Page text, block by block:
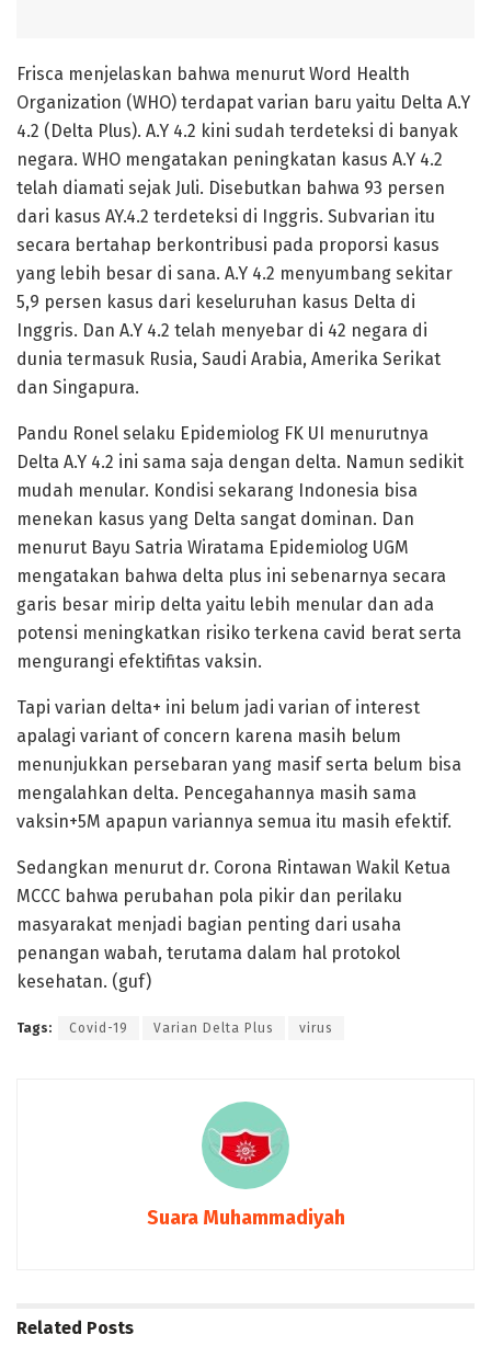
Frisca menjelaskan bahwa menurut Word Health
Organization (WHO) terdapat varian baru yaitu Delta A.Y
4.2 (Delta Plus). A.Y 4.2 kini sudah terdeteksi di banyak
negara. WHO mengatakan peningkatan kasus A.Y 4.2
telah diamati sejak Juli. Disebutkan bahwa 93 persen
dari kasus AY.4.2 terdeteksi di Inggris. Subvarian itu
secara bertahap berkontribusi pada proporsi kasus
yang lebih besar di sana. A.Y 4.2 menyumbang sekitar
5,9 persen kasus dari keseluruhan kasus Delta di
Inggris. Dan A.Y 4.2 telah menyebar di 42 negara di
dunia termasuk Rusia, Saudi Arabia, Amerika Serikat
dan Singapura.
Pandu Ronel selaku Epidemiolog FK UI menurutnya
Delta A.Y 4.2 ini sama saja dengan delta. Namun sedikit
mudah menular. Kondisi sekarang Indonesia bisa
menekan kasus yang Delta sangat dominan. Dan
menurut Bayu Satria Wiratama Epidemiolog UGM
mengatakan bahwa delta plus ini sebenarnya secara
garis besar mirip delta yaitu lebih menular dan ada
potensi meningkatkan risiko terkena cavid berat serta
mengurangi efektifitas vaksin.
Tapi varian delta+ ini belum jadi varian of interest
apalagi variant of concern karena masih belum
menunjukkan persebaran yang masif serta belum bisa
mengalahkan delta. Pencegahannya masih sama
vaksin+5M apapun variannya semua itu masih efektif.
Sedangkan menurut dr. Corona Rintawan Wakil Ketua
MCCC bahwa perubahan pola pikir dan perilaku
masyarakat menjadi bagian penting dari usaha
penangan wabah, terutama dalam hal protokol
kesehatan. (guf)
Tags: Covid-19 Varian Delta Plus virus
Suara Muhammadiyah
Related Posts